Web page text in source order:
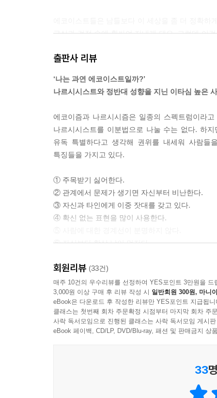
근심과 걱정 속에 휩싸여 지내게 돼요. 그런데 이
은 완전히 다른 삶의 자세를 가지고 인생을 살아갑
에코이스트들은 타인의 입장을 생각하는 것이
고 믿어요. 그러나 에코이스트가 아닌 평범한 사
을 알려주시기 바랍니다.
--- 「2장 당신은 그런 대우를 받을 사람이 아닙니
그레이락은 나르시시스트가 남에게 자신의 감정
며 화를 내고 흥분하고 울고불고하는 게 바로 나
리가 전혀 흔들리지 않고 표정조차 변하지 않으면
여러분이 이제 나르시시스트의 실체를 알고 그들
에코이스트 특유의 예지력과 문제해결력, 그리고
온전히 쏟아붓게 되셨으면 좋겠어요. 에코이스트
의 일상에서 충분히 느끼며 살게 되시기를 바랍니
--- 「3장 에코이스트를 지켜줄 적극적 자기주장 훈
작하면 아마 스펙트럼의 중간에 있는 사람들과는
계 모두에서 성공하는 이기적 이타주의자, 현명한
출판사 리뷰
‘나는 과연 에코이스트일까?’
나르시시스트와 정반대 성향을 지닌 이타심 높은
에코이즘과 나르시시즘은 일종의 스펙트럼이라
나르시시스트를 이분법으로 나눌 수는 없다. 하
유독 특별하다고 생각해 권위를 내세워 사람들
특징들을 가지고 있다.
① 주목받기 싫어한다.
② 관계에서 문제가 생기면 자신부터 비난한다.
③ 자신과 타인에게 이중 잣대를 갖고 있다.
④ 확신 없는 표현을 많이 사용한다.
⑥ 자신보다 항상 남이 먼저다.
에코이스트는 다른 사람들도 자신처럼 늘 좋은
못하고 그들에게 손쉬운 먹잇감이 되고 만다. 그
단점이 아니라, 아무나 가질 수 없는 지금 시대
유지하면서 자신을 보호해줄 ‘방어 무기’만 하나
사실이다. 나르시시스트에게는 상식적인 대화나
회원리뷰 (33건)
매주 10건의 우수리뷰를 선정하여 YES포인트 3만원을 드
3,000원 이상 구매 후 리뷰 작성 시 일반회원 300원, 마니
eBook은 다운로드 후 작성한 리뷰만 YES포인트 지급됩니
클래스는 첫번째 회차 주문확정 시점부터 마지막 회차 주
사락 독서모임으로 진행된 클래스는 사락 독서모임 게시
eBook 페이백, CD/LP, DVD/Blu-ray, 패션 및 판매금지 상
33